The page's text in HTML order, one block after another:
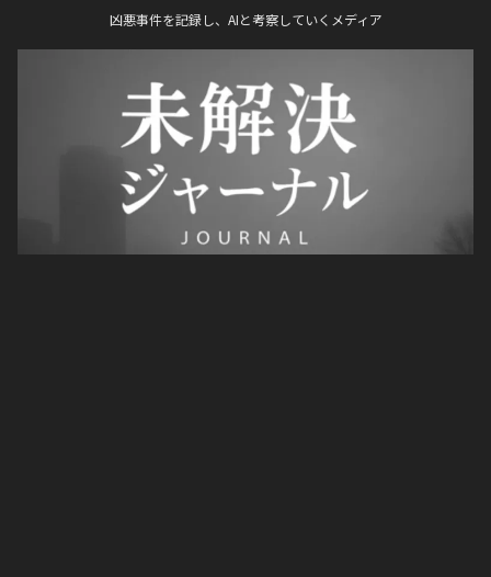
凶悪事件を記録し、AIと考察していくメディア